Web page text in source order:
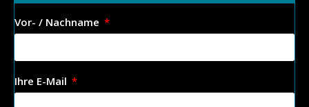
Vor- / Nachname
Ihre E-Mail